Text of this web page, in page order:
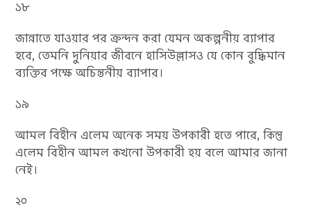
১৮
জান্নাতে যাওয়ার পর ক্রন্দন করা যেমন অকল্পনীয় ব্যাপার
হবে, তেমনি দুনিয়ার জীবনে হাসিউল্লাসও যে কোন বুদ্ধিমান
ব্যক্তির পক্ষে অচিন্তনীয় ব্যাপার।
১৯
আমল বিহীন এলেম অনেক সময় উপকারী হতে পারে, কিন্তু
এলেম বিহীন আমল কখনো উপকারী হয় বলে আমার জানা
নেই।
২০